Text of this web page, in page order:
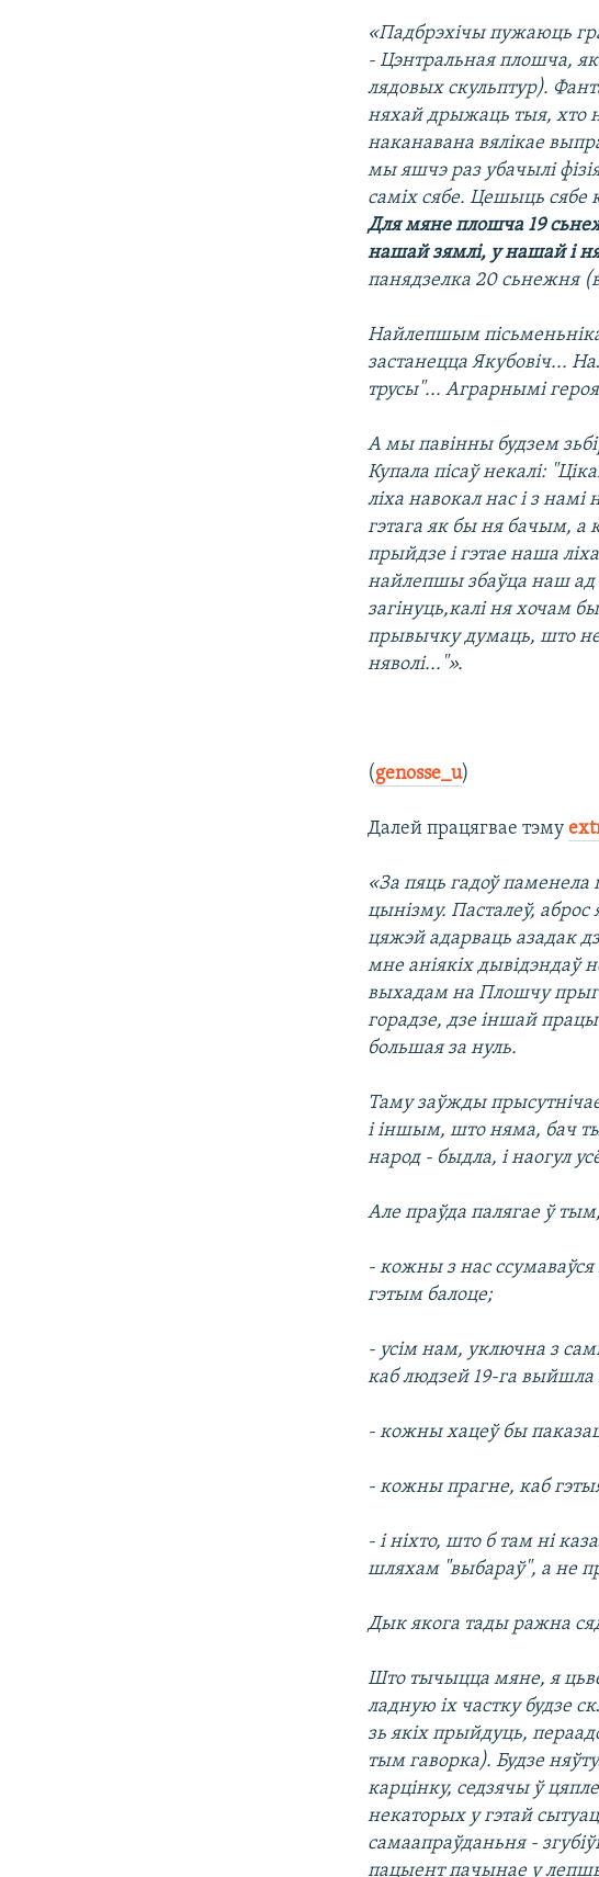
«Падбрэхічы пужаюць
- Цэнтральная плошча,
лядовых скульптур).
няхай дрыжаць тыя, хто
наканавана вялікае
мы яшчэ раз убачылі
саміх сябе. Цешыць сябе
Для мяне плошча 19
нашай зямлі, у нашай і
панядзелка 20 сьнежня
Найлепшым
застанецца Якубовіч...
трусы"... Аграрнымі
А мы павінны будзем
Купала пісаў некалі:
ліха навокал нас і з
гэтага як бы ня бачым, а
прыйдзе і гэтае наша
найлепшы збаўца наш ад
загінуць,калі ня хочам
прывычку думаць, што
няволі..."».
(genosse_u)
Далей працягвае тэму
«За пяць гадоў паменела
цынізму. Пасталеў,
цяжэй адарваць азадак
мне аніякіх дывідэндаў
выхадам на Плошчу
горадзе, дзе іншай
большая за нуль.
Таму заўжды
і іншым, што няма, бач
народ - быдла, і наогул
Але праўда палягае ў
- кожны з нас
гэтым балоце;
- усім нам, уключна з
каб людзей 19-га
- кожны хацеў бы
- кожны прагне, каб
- і ніхто, што б там ні
шляхам "выбараў", а не
Дык якога тады ражна
Што тычыцца мяне, я
ладную іх частку будзе
зь якіх прыйдуць,
тым гаворка). Будзе
карцінку, седзячы ў
некаторых у гэтай
самаапраўданьня -
пацыент пачынае у